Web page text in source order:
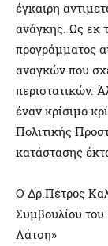
έγκαιρη
ανάγκης. Ως εκ
προγράμματος
αναγκών που
περιστατικών.
έναν κρίσιμο
Πολιτικής
κατάστασης
Ο Δρ.Πέτρος
Συμβουλίου
Λάτση»